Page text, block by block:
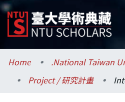
Communities & Collections
Research Outputs
Home
Project / 研究計畫